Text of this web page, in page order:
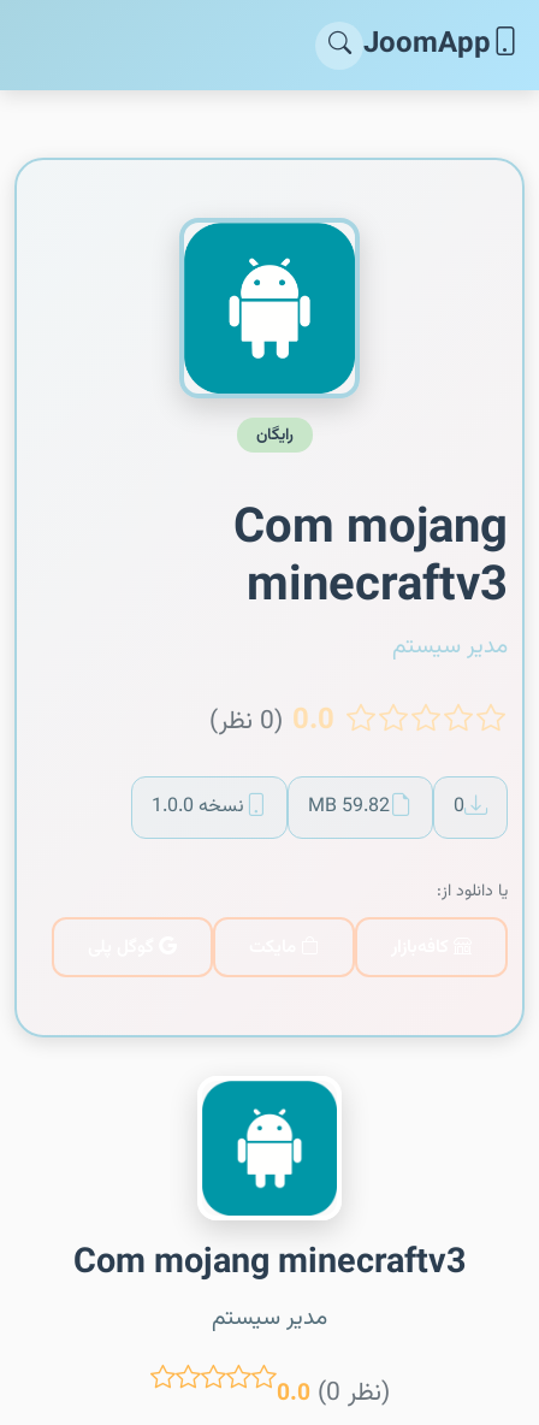
JoomApp
رایگان
Com mojang
minecraftv3
مدیر سیستم
0.0 (0 نظر)
0
59.82 MB نسخه 1.0.0
یا دانلود از:
Com mojang minecraftv3
مدیر سیستم
0.0 (0 نظر)